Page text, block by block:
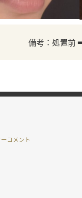
備考：処置前
コメント